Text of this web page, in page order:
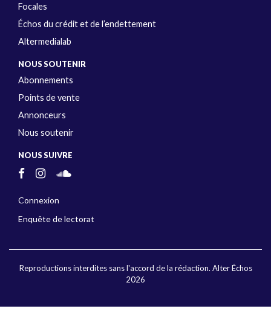
Focales
Échos du crédit et de l’endettement
Altermedialab
NOUS SOUTENIR
Abonnements
Points de vente
Annonceurs
Nous soutenir
NOUS SUIVRE
Connexion
Enquête de lectorat
Reproductions interdites sans l'accord de la rédaction. Alter Échos
2026